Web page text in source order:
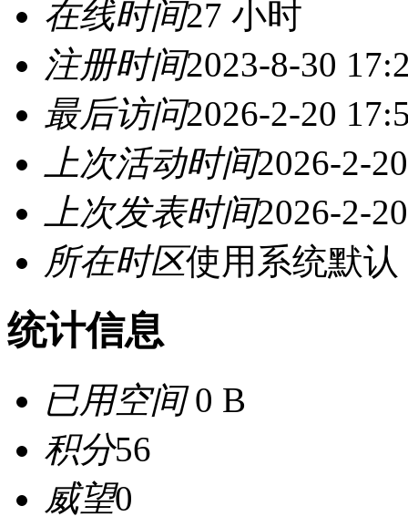
在线时间27 小时
注册时间2023-8-30
最后访问2026-2-20
上次活动时间2026-2-
上次发表时间2026-2-
所在时区使用系统默认
统计信息
已用空间0 B
积分56
威望0